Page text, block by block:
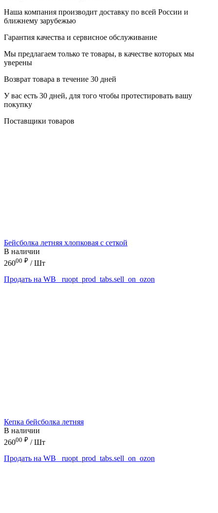
Наша компания производит доставку по всей России и
ближнему зарубежью
Гарантия качества и сервисное обслуживание
Мы предлагаем только те товары, в качестве которых мы
уверены
Возврат товара в течение 30 дней
У вас есть 30 дней, для того чтобы протестировать вашу
покупку
Поставщики товаров
Бейсболка летняя хлопковая с сеткой
В наличии
26000 ₽ / Шт
Продать на WB
_ruopt_prod_tabs.sell_on_ozon
Кепка бейсболка летняя
В наличии
26000 ₽ / Шт
Продать на WB
_ruopt_prod_tabs.sell_on_ozon